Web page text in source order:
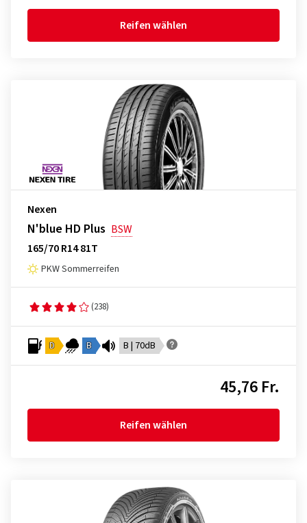
Reifen wählen
Nexen
N'blue HD Plus BSW
165/70 R14 81T
PKW Sommerreifen
(238)
D B B | 70dB
45,76 Fr.
Reifen wählen